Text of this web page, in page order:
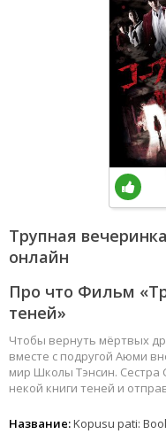
Трупная
онлайн
Про что Фильм
теней»
Чтобы вернуть мёртвых
вместе с подругой Аюми
мир Школы Тэнсин. Сестра
некой книги теней и
Название:Kopusu pati: